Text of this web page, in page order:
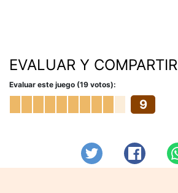
EVALUAR Y COMPARTIR
Evaluar este juego (19 votos):
9